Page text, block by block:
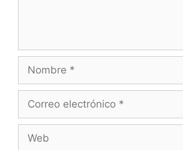
electrónico